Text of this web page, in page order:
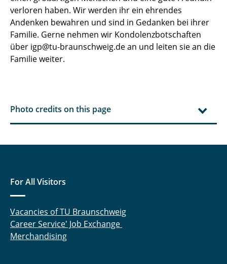
verloren haben. Wir werden ihr ein ehrendes
Andenken bewahren und sind in Gedanken bei ihrer
Familie. Gerne nehmen wir Kondolenzbotschaften
über igp@tu-braunschweig.de an und leiten sie an die
Familie weiter.
Photo credits on this page
For All Visitors
Vacancies of TU Braunschweig
Career Service' Job Exchange
Merchandising